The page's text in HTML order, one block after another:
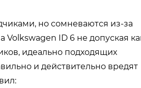
но сомневаются из-за
ID 6 не допуская
идеально подходящих
и действительно вредят